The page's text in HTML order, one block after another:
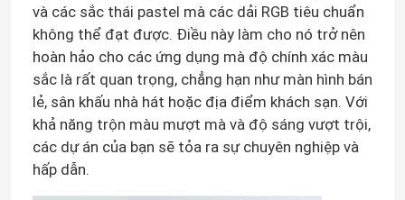
và các sắc thái pastel mà các dải RGB tiêu chuẩn
không thể đạt được. Điều này làm cho nó trở nên
hoàn hảo cho các ứng dụng mà độ chính xác màu
sắc là rất quan trọng, chẳng hạn như màn hình bán
lẻ, sân khấu nhà hát hoặc địa điểm khách sạn. Với
khả năng trộn màu mượt mà và độ sáng vượt trội,
các dự án của bạn sẽ tỏa ra sự chuyên nghiệp và
hấp dẫn.